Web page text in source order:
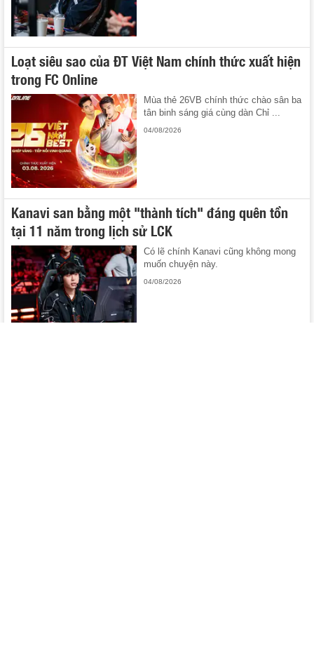
Loạt siêu sao của ĐT Việt Nam chính thức xuất hiện
trong FC Online
Mùa thẻ 26VB chính thức chào sân ba
tân binh sáng giá cùng dàn Chỉ ...
04/08/2026
Kanavi san bằng một "thành tích" đáng quên tồn
tại 11 năm trong lịch sử LCK
Có lẽ chính Kanavi cũng không mong
muốn chuyện này.
04/08/2026